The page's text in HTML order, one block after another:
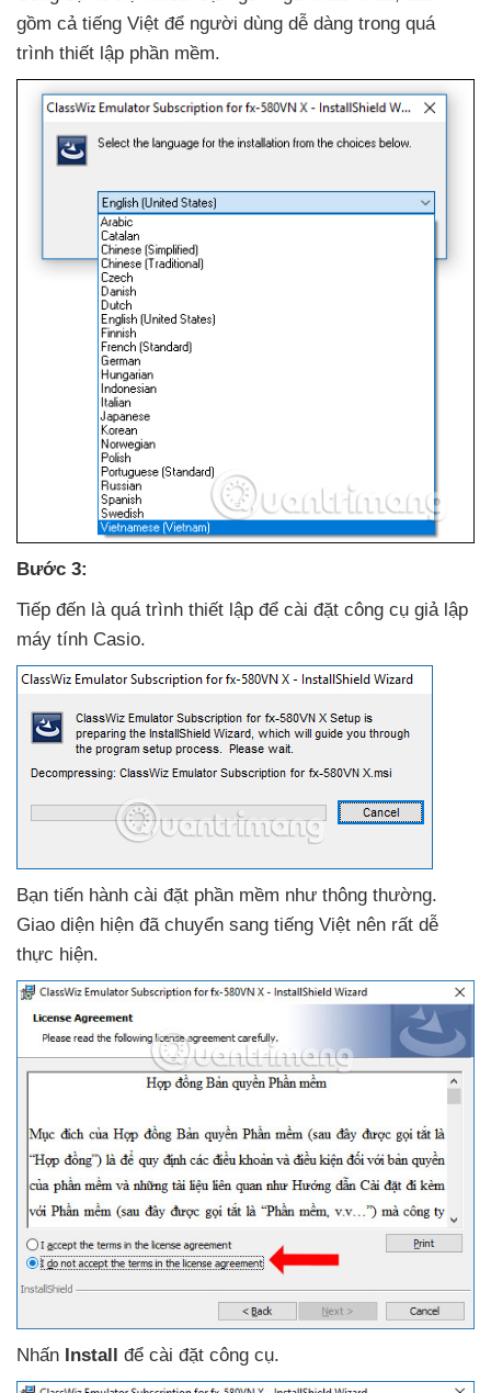
gồm cả tiếng Việt để người dùng dễ dàng trong quá
trình thiết lập phần mềm.
Bước 3:
Tiếp đến là quá trình thiết lập để cài đặt công cụ giả lập
máy tính Casio.
Bạn tiến hành cài đặt phần mềm như thông thường.
Giao diện hiện đã chuyển sang tiếng Việt nên rất dễ
thực hiện.
Nhấn Install để cài đặt công cụ.